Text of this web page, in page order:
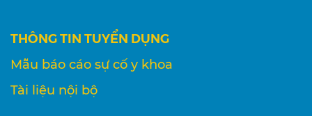
THÔNG TIN TUYỂN DỤNG
Mẫu báo cáo sự cố y khoa
Tài liệu nội bộ